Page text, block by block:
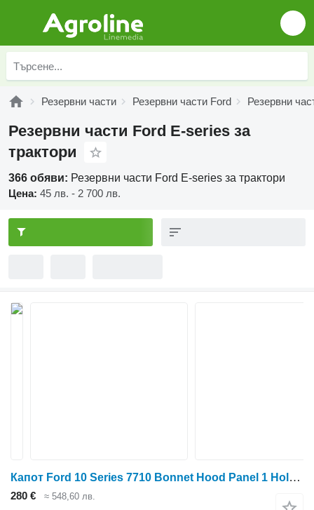
Резервни части Резервни части Ford Резервни
Резервни части Ford E-series за
трактори
366 обяви: Резервни части Ford E-series за трактори
Цена: 45 лв. - 2 700 лв.
Капот Ford 10 Series 7710 Bonnet Hood Panel 1 Holes, , E9nn16a724 D5NN16626B за колесен трактор
280 € ≈ 548,60 лв.